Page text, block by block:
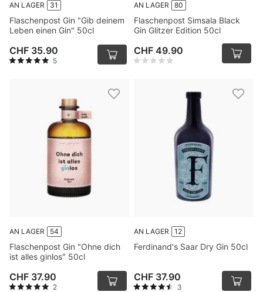
AN LAGER 31
Flaschenpost Gin "Gib deinem
Leben einen Gin" 50cl
CHF 35.90
5
AN LAGER 80
Flaschenpost Simsala Black
Gin Glitzer Edition 50cl
CHF 49.90
AN LAGER 54
Flaschenpost Gin "Ohne dich
ist alles ginlos" 50cl
CHF 37.90
2
AN LAGER 12
Ferdinand's Saar Dry Gin 50cl
CHF 37.90
3